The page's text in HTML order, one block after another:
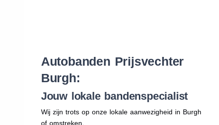
Autobanden Prijsvechter
Burgh:
Jouw lokale bandenspecialist
Wij zijn trots op onze lokale aanwezigheid in Burgh
of omstreken.